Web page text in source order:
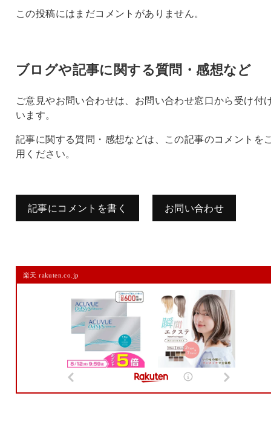
この投稿にはまだコメントがありません。
ブログや記事に関する質問・感想など
ご意見やお問い合わせは、お問い合わせ窓口から受け付
います。
記事に関する質問・感想などは、この記事のコメントを
用ください。
記事にコメントを書く お問い合わせ
メールアドレスは公開されません。
また、コメント欄には、必ず日本語を含めてください（スパム対策）。
楽天 rakuten.co.jp